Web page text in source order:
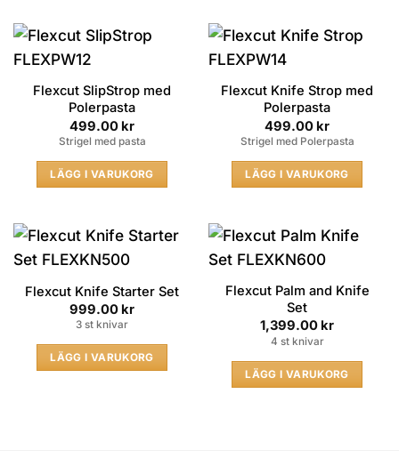
Flexcut SlipStrop med
Polerpasta
499.00 kr
Strigel med pasta
LÄGG I VARUKORG
Flexcut Knife Strop med
Polerpasta
499.00 kr
Strigel med Polerpasta
LÄGG I VARUKORG
Flexcut Knife Starter Set
999.00 kr
3 st knivar
LÄGG I VARUKORG
Flexcut Palm and Knife
Set
1,399.00 kr
4 st knivar
LÄGG I VARUKORG